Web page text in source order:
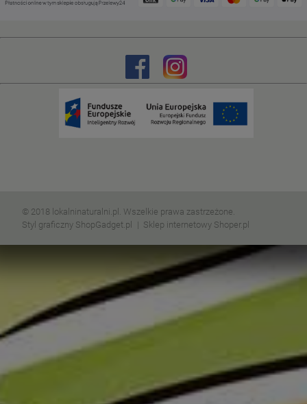
© 2018 lokalninaturalni.pl. Wszelkie prawa zastrzeżone.
Styl graficzny ShopGadget.pl
Sklep internetowy Shoper.pl